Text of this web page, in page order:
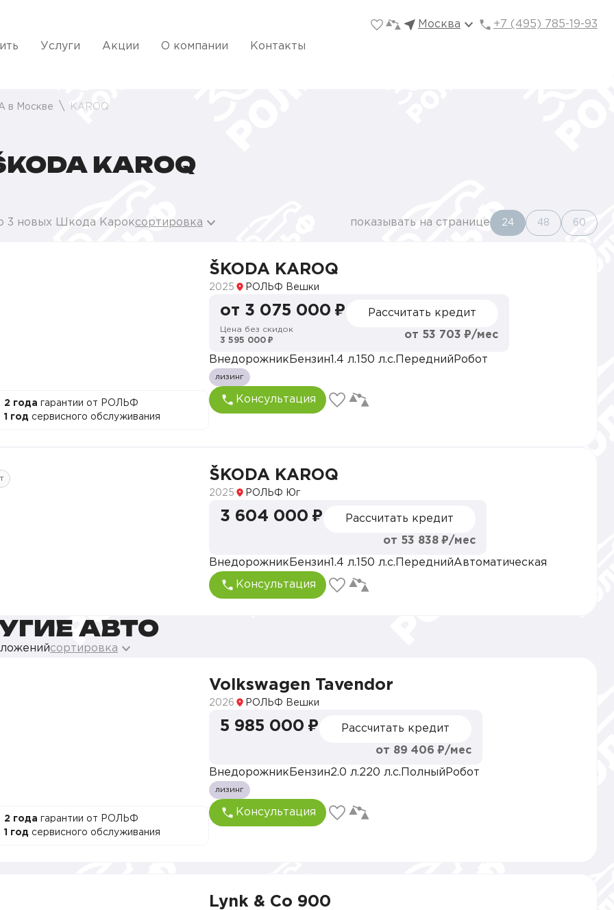
Москва +7 (495) 785-19-93
Услуги Акции О компании Контакты
в Москве KAROQ
KAROQ
3 новых Шкода Кароксортировка показывать на странице 24 48 60
2 года гарантии от РОЛЬФ
1 год сервисного обслуживания
ŠKODA KAROQ
2025 РОЛЬФ Вешки
от 3 075 000 ₽
Цена без скидок
3 595 000 ₽
Рассчитать кредит
от 53 703 ₽/мес
Внедорожник Бензин 1.4 л. 150 л.с. Передний Робот
лизинг
Консультация
ŠKODA KAROQ
2025 РОЛЬФ Юг
3 604 000 ₽ Рассчитать кредит
от 53 838 ₽/мес
Внедорожник Бензин 1.4 л. 150 л.с. ПереднийАвтоматическая
Консультация
АВТО
сортировка
2 года гарантии от РОЛЬФ
1 год сервисного обслуживания
Volkswagen Tavendor
2026 РОЛЬФ Вешки
5 985 000 ₽ Рассчитать кредит
от 89 406 ₽/мес
Внедорожник Бензин2.0 л.220 л.с. Полный Робот
лизинг
Консультация
Lynk & Co 900